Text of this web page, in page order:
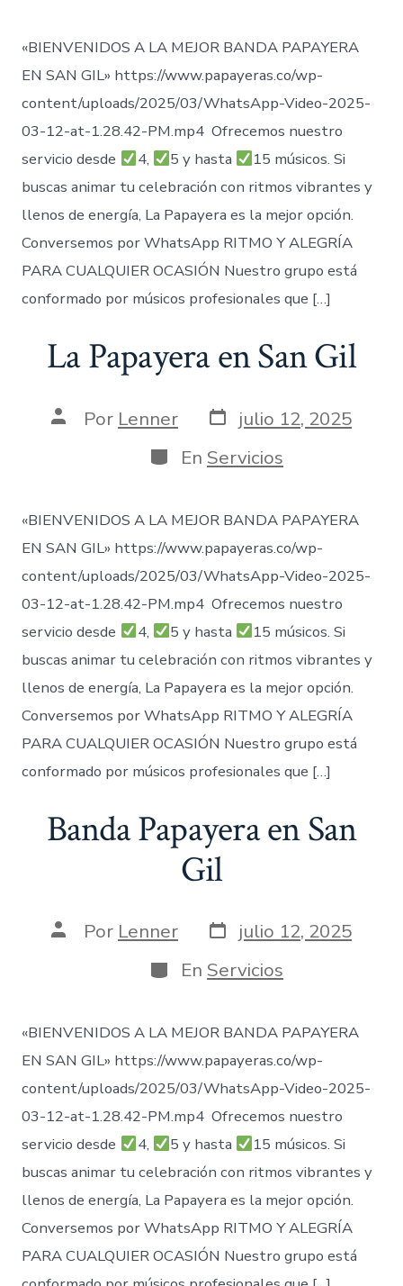
«BIENVENIDOS A LA MEJOR BANDA PAPAYERA
EN SAN GIL» https://www.papayeras.co/wp-
content/uploads/2025/03/WhatsApp-Video-2025-
03-12-at-1.28.42-PM.mp4 Ofrecemos nuestro
servicio desde
4, 5 y hasta
15 músicos. Si
buscas animar tu celebración con ritmos vibrantes y
llenos de energía, La Papayera es la mejor opción.
Conversemos por WhatsApp RITMO Y ALEGRÍA
PARA CUALQUIER OCASIÓN Nuestro grupo está
conformado por músicos profesionales que […]
La Papayera en San Gil
AutorPor Lenner Fecha
de
publicación
julio 12, 2025
Categorías
En Servicios
«BIENVENIDOS A LA MEJOR BANDA PAPAYERA
EN SAN GIL» https://www.papayeras.co/wp-
content/uploads/2025/03/WhatsApp-Video-2025-
03-12-at-1.28.42-PM.mp4 Ofrecemos nuestro
servicio desde
4, 5 y hasta
15 músicos. Si
buscas animar tu celebración con ritmos vibrantes y
llenos de energía, La Papayera es la mejor opción.
Conversemos por WhatsApp RITMO Y ALEGRÍA
PARA CUALQUIER OCASIÓN Nuestro grupo está
conformado por músicos profesionales que […]
Banda Papayera en San
Gil
AutorPor Lenner Fecha
de
publicación
julio 12, 2025
Categorías
En Servicios
«BIENVENIDOS A LA MEJOR BANDA PAPAYERA
EN SAN GIL» https://www.papayeras.co/wp-
content/uploads/2025/03/WhatsApp-Video-2025-
03-12-at-1.28.42-PM.mp4 Ofrecemos nuestro
servicio desde
4, 5 y hasta
15 músicos. Si
buscas animar tu celebración con ritmos vibrantes y
llenos de energía, La Papayera es la mejor opción.
Conversemos por WhatsApp RITMO Y ALEGRÍA
PARA CUALQUIER OCASIÓN Nuestro grupo está